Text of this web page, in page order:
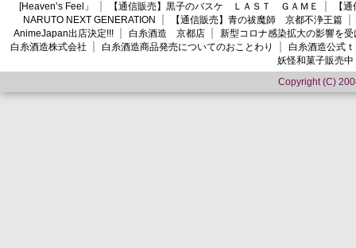
[Heaven’s Feel」
【通信販売】黒子のバスケ ＬＡＳＴ ＧＡＭＥ
【
NARUTO NEXT GENERATION
【通信販売】青の祓魔師 京都不浄王篇
AnimeJapan出店決定!!!
白糸酒造 京都店
新型コロナ感染拡大の影響を
白糸酒造株式会社
白糸酒造商品発売についてのおことわり
白糸酒造公式
妖怪和菓子販売中
Copyright (C)